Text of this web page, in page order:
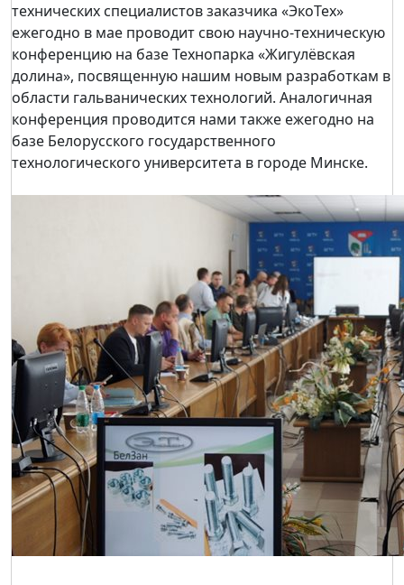
технических специалистов заказчика «ЭкоТех»
ежегодно в мае проводит свою научно-техническую
конференцию на базе Технопарка «Жигулёвская
долина», посвященную нашим новым разработкам в
области гальванических технологий. Аналогичная
конференция проводится нами также ежегодно на
базе Белорусского государственного
технологического университета в городе Минске.